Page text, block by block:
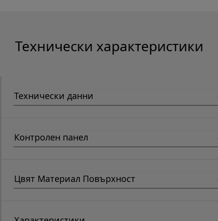
Технически характеристики
Технически данни
Контролен панел
Цвят Материал Повърхност